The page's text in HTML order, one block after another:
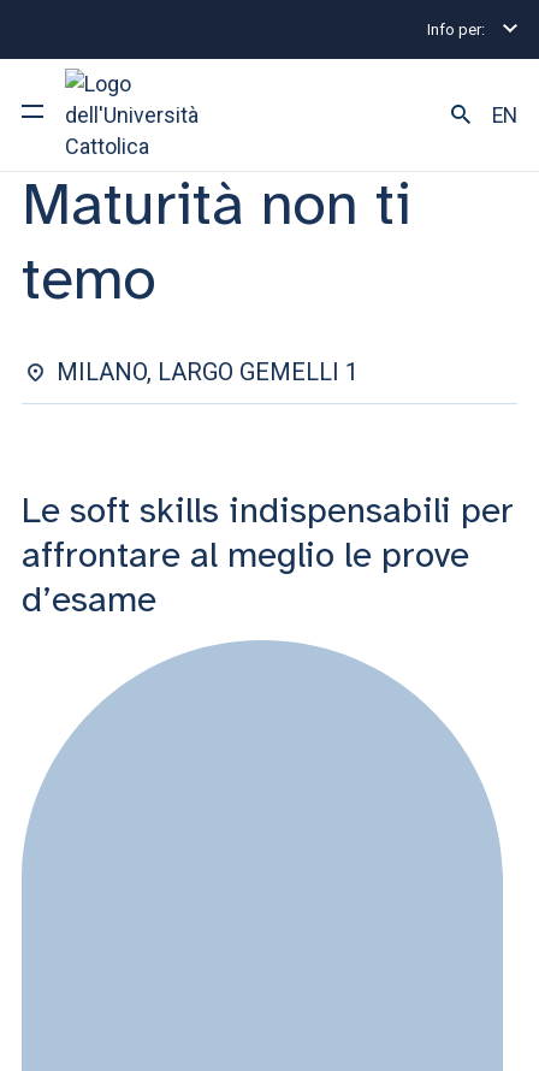
Info per:
Ateneo
Corsi di studio
Facoltà e campus
ACCEDI ALLA MAIL ICATT
SEI UN DOCENTE O UN MEMBRO DELLO STAFF
ACCEDI A CLOUDMAIL
EN
Orientamento Maturità non ti temo Unicatt:
ORIENTAMENTO ALLE LAUREE TRIENNALI E A CICLO UNICO |
07 MAGGIO 2025
Maturità non ti
temo
MILANO, LARGO GEMELLI 1
Le soft skills indispensabili per
affrontare al meglio le prove
d’esame